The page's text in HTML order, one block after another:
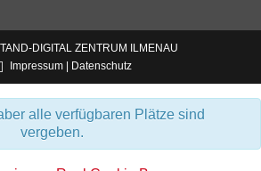
DIGITAL ZENTRUM ILMENAU
Impressum | Datenschutz
alle verfügbaren Plätze sind
vergeben.